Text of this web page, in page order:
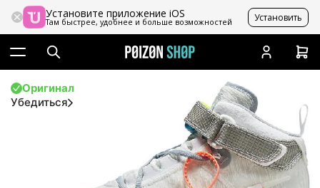
Установите приложение iOS
Там быстрее, удобнее и больше возможностей Установить
Оригинал
Убедиться